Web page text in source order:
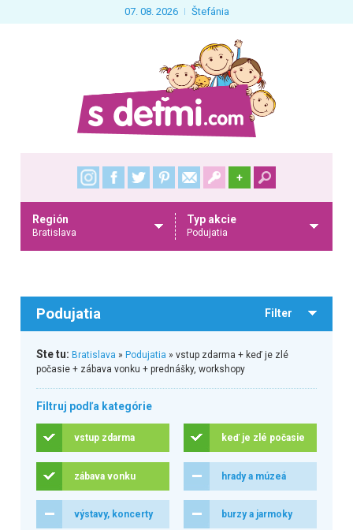
07. 08. 2026 Štefánia
+
Región
Bratislava
Typ akcie
Podujatia
Podujatia Filter
Ste tu: Bratislava » Podujatia » vstup zdarma + keď je zlé
počasie + zábava vonku + prednášky, workshopy
Filtruj podľa kategórie
vstup zdarma keď je zlé počasie
zábava vonku hrady a múzeá
výstavy, koncerty burzy a jarmoky